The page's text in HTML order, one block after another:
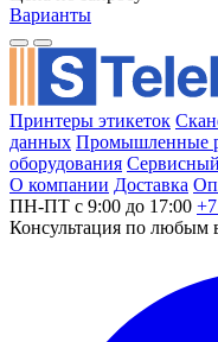
Варианты
Принтеры этикеток
данных Промышленные
оборудования
О компании Доставка
ПН-ПТ с 9:00 до 17:00
Консультация по любым